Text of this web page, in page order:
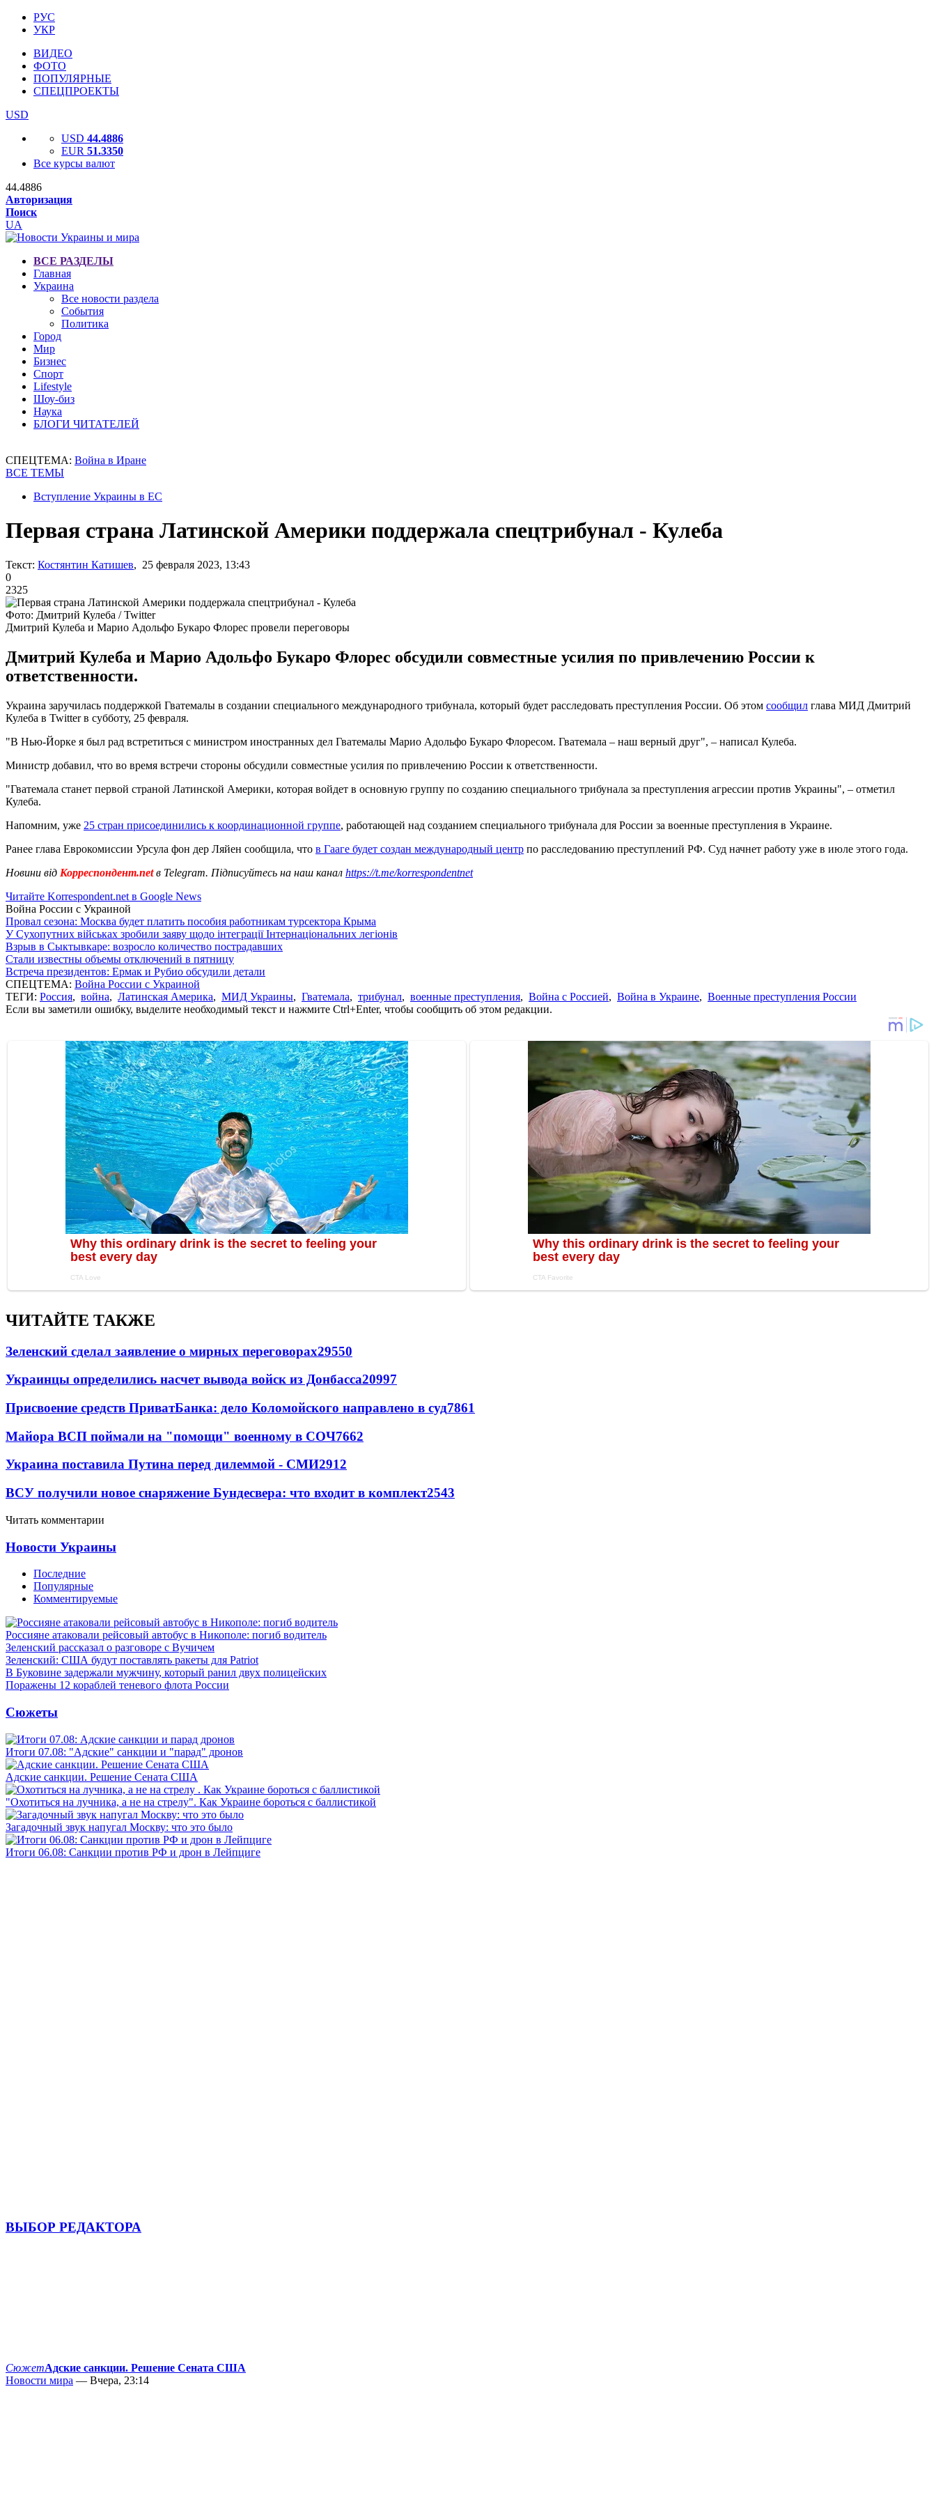
РУС
УКР
ВИДЕО
ФОТО
ПОПУЛЯРНЫЕ
СПЕЦПРОЕКТЫ
USD
USD 44.4886
EUR 51.3350
Все курсы валют
44.4886
Авторизация
Поиск
UA
ВСЕ РАЗДЕЛЫ
Главная
Украина
Все новости раздела
События
Политика
Город
Мир
Бизнес
Спорт
Lifestyle
Шоу-биз
Наука
БЛОГИ ЧИТАТЕЛЕЙ
СПЕЦТЕМА: Война в Иране
ВСЕ ТЕМЫ
Вступление Украины в ЕС
Первая страна Латинской Америки поддержала спецтрибунал - Кулеба
Текст: Костянтин Катишев, 25 февраля 2023, 13:43
0
2325
Фото: Дмитрий Кулеба / Twitter
Дмитрий Кулеба и Марио Адольфо Букаро Флорес провели переговоры
Дмитрий Кулеба и Марио Адольфо Букаро Флорес обсудили совместные усилия по привлечению России к
ответственности.
Украина заручилась поддержкой Гватемалы в создании специального международного трибунала, который будет расследовать преступления России. Об этом сообщил глава МИД Дмитрий
Кулеба в Twitter в субботу, 25 февраля.
"В Нью-Йорке я был рад встретиться с министром иностранных дел Гватемалы Марио Адольфо Букаро Флоресом. Гватемала – наш верный друг", – написал Кулеба.
Министр добавил, что во время встречи стороны обсудили совместные усилия по привлечению России к ответственности.
"Гватемала станет первой страной Латинской Америки, которая войдет в основную группу по созданию специального трибунала за преступления агрессии против Украины", – отметил
Кулеба.
Напомним, уже 25 стран присоединились к координационной группе, работающей над созданием специального трибунала для России за военные преступления в Украине.
Ранее глава Еврокомиссии Урсула фон дер Ляйен сообщила, что в Гааге будет создан международный центр по расследованию преступлений РФ. Суд начнет работу уже в июле этого года.
Новини від Корреспондент.netв Telegram. Підписуйтесь на наш канал https://t.me/korrespondentnet
Читайте Korrespondent.net в Google News
Война России с Украиной
Провал сезона: Москва будет платить пособия работникам турсектора Крыма
У Сухопутних військах зробили заяву щодо інтеграції Інтернаціональних легіонів
Взрыв в Сыктывкаре: возросло количество пострадавших
Стали известны объемы отключений в пятницу
Встреча президентов: Ермак и Рубио обсудили детали
СПЕЦТЕМА: Война России с Украиной
ТЕГИ: Россия, война, Латинская Америка, МИД Украины, Гватемала, трибунал, военные преступления, Война с Россией, Война в Украине, Военные преступления России
Если вы заметили ошибку, выделите необходимый текст и нажмите Ctrl+Enter, чтобы сообщить об этом редакции.
ЧИТАЙТЕ ТАКЖЕ
Зеленский сделал заявление о мирных переговорах29550
Украинцы определились насчет вывода войск из Донбасса20997
Присвоение средств ПриватБанка: дело Коломойского направлено в суд7861
Майора ВСП поймали на "помощи" военному в СОЧ7662
Украина поставила Путина перед дилеммой - СМИ2912
ВСУ получили новое снаряжение Бундесвера: что входит в комплект2543
Читать комментарии
Новости Украины
Последние
Популярные
Комментируемые
Россияне атаковали рейсовый автобус в Никополе: погиб водитель
Зеленский рассказал о разговоре с Вучичем
Зеленский: США будут поставлять ракеты для Patriot
В Буковине задержали мужчину, который ранил двух полицейских
Поражены 12 кораблей теневого флота России
Сюжеты
Итоги 07.08: "Адские" санкции и "парад" дронов
Адские санкции. Решение Сената США
"Охотиться на лучника, а не на стрелу". Как Украине бороться с баллистикой
Загадочный звук напугал Москву: что это было
Итоги 06.08: Санкции против РФ и дрон в Лейпциге
ВЫБОР РЕДАКТОРА
СюжетАдские санкции. Решение Сената США
Новости мира — Вчера, 23:14